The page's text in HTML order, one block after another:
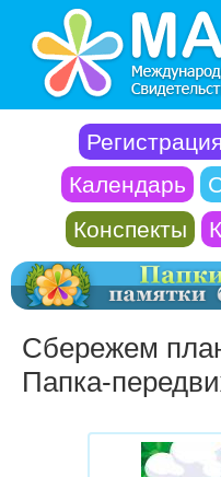
Регистрация
Календарь
Конспекты
Сбережем
Папка-